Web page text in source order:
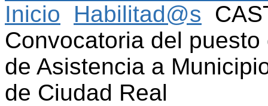
Inicio Habilitad@s
Convocatoria del
de Asistencia a
de Ciudad Real